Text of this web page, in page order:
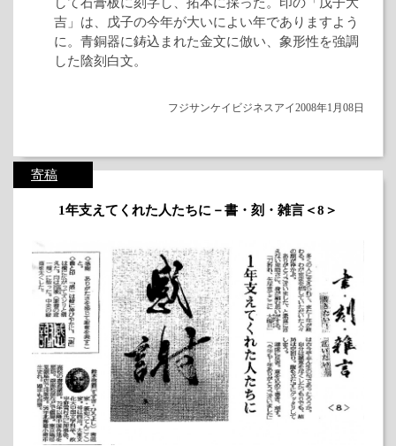
吉」は、戊子の今年が大いによい年でありますよう
に。青銅器に鋳込まれた金文に倣い、象形性を強調
した陰刻白文。
フジサンケイビジネスアイ2008年1月08日
寄稿
1年支えてくれた人たちに－書・刻・雑言＜8＞